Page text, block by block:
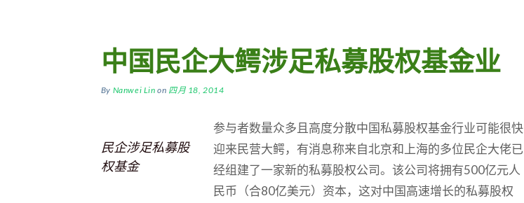
中国民企大鳄涉足私募股权基金业
By Nanwei Lin on 四月 18, 2014
民企涉足私募股
权基金
参与者数量众多且高度分散中国私募股权基金行业可能很快
迎来民营大鳄，有消息称来自北京和上海的多位民企大佬已
经组建了一家新的私募股权公司。该公司将拥有500亿元人
民币（合80亿美元）资本，这对中国高速增长的私募股权